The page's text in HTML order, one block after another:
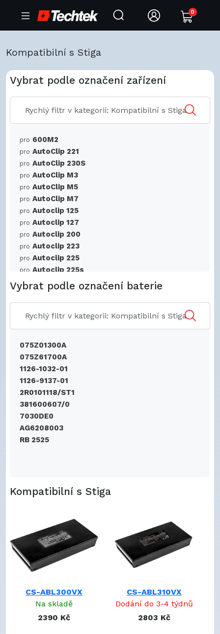
0
Kompatibilní s Stiga
Vybrat podle označení zařízení
pro 600M2
pro AutoClip 221
pro AutoClip 230S
pro AutoClip M3
pro AutoClip M5
pro AutoClip M7
pro Autoclip 125
pro Autoclip 127
pro Autoclip 200
pro Autoclip 223
pro Autoclip 225
pro Autoclip 225s
pro Autoclip 228
Autoclip 228s
G600
pro Stig E600U
Vybrat podle označení baterie
075Z01300A
075Z61700A
1126-1032-01
1126-9137-01
2R0101118/ST1
381600607/0
7030DE0
AG6208003
RB 2525
Kompatibilní s Stiga
CS-ABL300VX
Na skladě
2390 Kč
CS-ABL310VX
Dodání do 3-4 týdnů
2803 Kč